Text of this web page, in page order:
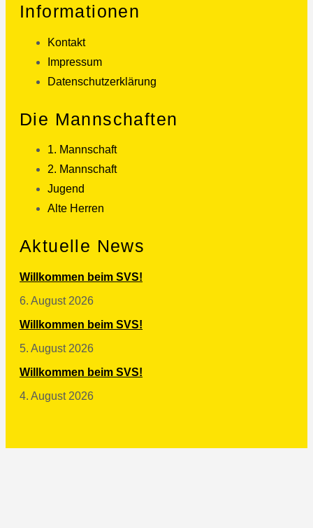
Informationen
Kontakt
Impressum
Datenschutzerklärung
Die Mannschaften
1. Mannschaft
2. Mannschaft
Jugend
Alte Herren
Aktuelle News
Willkommen beim SVS!
6. August 2026
Willkommen beim SVS!
5. August 2026
Willkommen beim SVS!
4. August 2026